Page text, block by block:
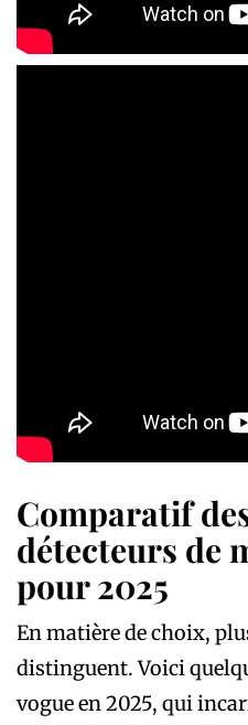
Comparatif
détecteurs de
pour 2025
En matière de choix,
distinguent. Voici
vogue en 2025, qui